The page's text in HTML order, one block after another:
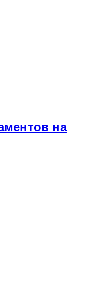
на